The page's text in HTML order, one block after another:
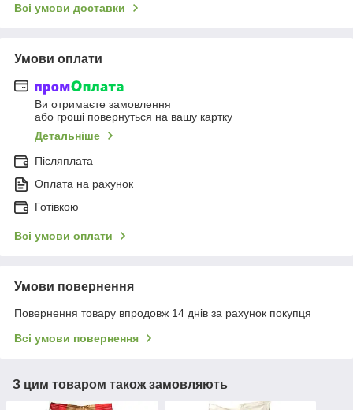
Всі умови доставки
Умови оплати
Ви отримаєте замовлення
або гроші повернуться на вашу картку
Детальніше
Післяплата
Оплата на рахунок
Готівкою
Всі умови оплати
Умови повернення
Повернення товару впродовж 14 днів за рахунок покупця
Всі умови повернення
З цим товаром також замовляють